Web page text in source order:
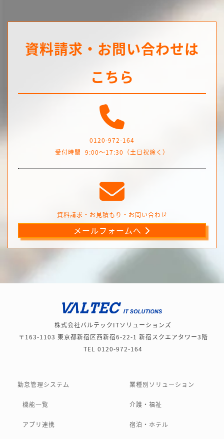
資料請求・お問い合わせは
こちら
0120-972-164
受付時間 9:00～17:30（土日祝除く）
資料請求・お見積もり・お問い合わせ
メールフォームへ
株式会社バルテックITソリューションズ
〒163-1103 東京都新宿区西新宿6-22-1 新宿スクエアタワー3階
TEL 0120-972-164
勤怠管理システム
機能一覧
アプリ連携
業種別ソリューション
介護・福祉
宿泊・ホテル